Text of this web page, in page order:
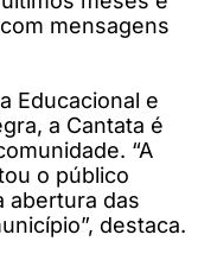
mensagens
Educacional e
a Cantata é
“A
o público
abertura das
destaca.